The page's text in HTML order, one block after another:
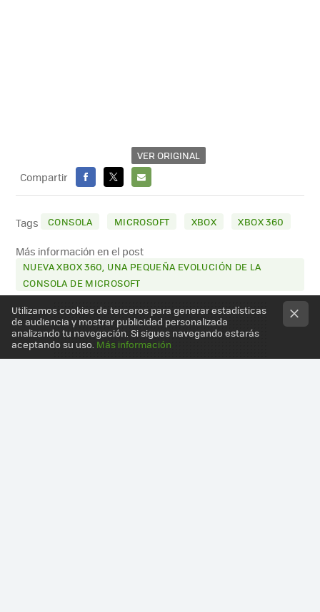
VER ORIGINAL
Compartir
FACEBOOK
X
E-
MAIL
Tags CONSOLA MICROSOFT XBOX XBOX 360
Más información en el post
NUEVA XBOX 360, UNA PEQUEÑA EVOLUCIÓN DE LA
CONSOLA DE MICROSOFT
Utilizamos cookies de terceros para generar estadísticas
de audiencia y mostrar publicidad personalizada
analizando tu navegación. Si sigues navegando estarás
aceptando su uso. Más información